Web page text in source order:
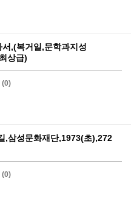
,(복거일,문학과지성
상급)
(0)
,삼성문화재단,1973(초),272
(0)